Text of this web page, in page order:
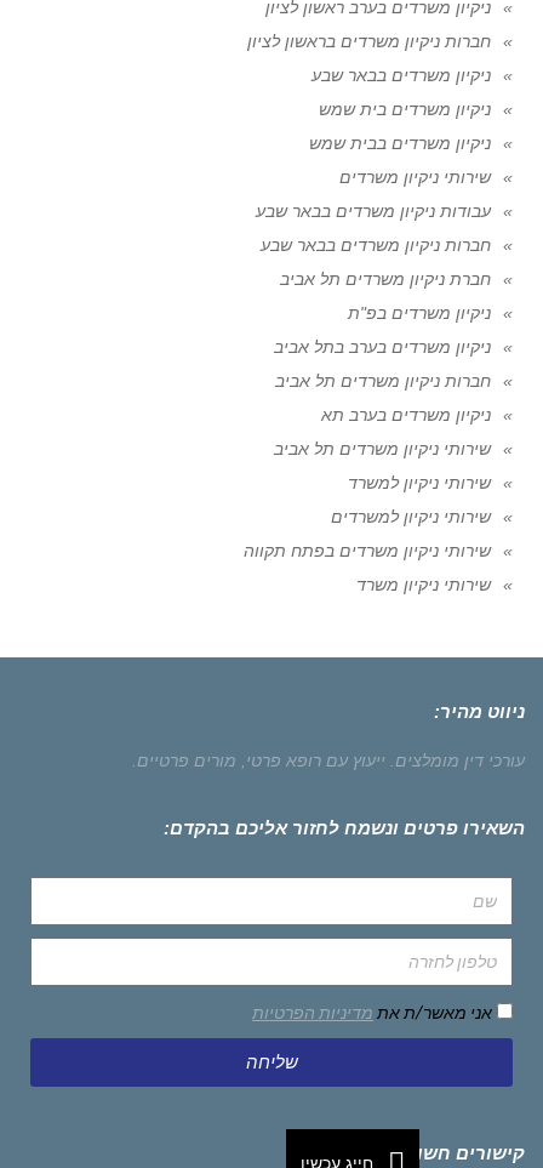
ניקיון משרדים בערב ראשון לציון
חברות ניקיון משרדים בראשון לציון
ניקיון משרדים בבאר שבע
ניקיון משרדים בית שמש
ניקיון משרדים בבית שמש
שירותי ניקיון משרדים
עבודות ניקיון משרדים בבאר שבע
חברות ניקיון משרדים בבאר שבע
חברת ניקיון משרדים תל אביב
ניקיון משרדים בפ"ת
ניקיון משרדים בערב בתל אביב
חברות ניקיון משרדים תל אביב
ניקיון משרדים בערב תא
שירותי ניקיון משרדים תל אביב
שירותי ניקיון למשרד
שירותי ניקיון למשרדים
שירותי ניקיון משרדים בפתח תקווה
שירותי ניקיון משרד
ניווט מהיר:
עורכי דין מומלצים. ייעוץ עם רופא פרטי, מורים פרטיים.
השאירו פרטים ונשמח לחזור אליכם בהקדם:
אני מאשר/ת את מדיניות הפרטיות
שליחה
קישורים חשובים חייג עכשיו